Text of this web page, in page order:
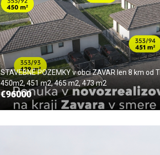
STAVEBNÉ POZEMKY v obci ZAVAR len 8 km od
450m2, 451 m2, 465 m2, 473 m2
€96000